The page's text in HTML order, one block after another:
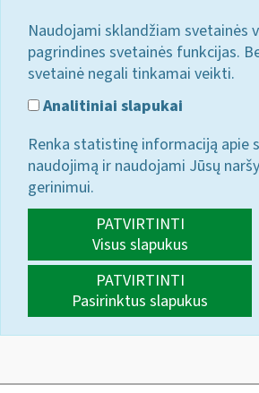
Naudojami sklandžiam svetainės
pagrindines svetainės funkcijas.
svetainė negali tinkamai veikti.
Analitiniai slapukai
Renka statistinę informaciją apie
naudojimą ir naudojami Jūsų
gerinimui.
PATVIRTINTI
Visus slapukus
PATVIRTINTI
Pasirinktus slapukus